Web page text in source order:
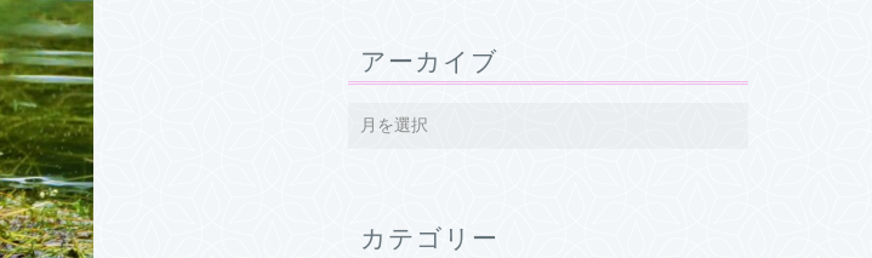
アーカイブ
カテゴリー